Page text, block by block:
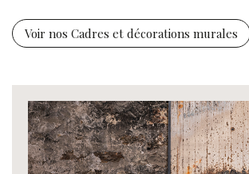
Voir nos Cadres et décorations murales